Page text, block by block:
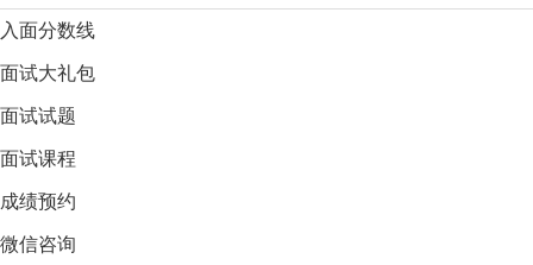
入面分数线
面试大礼包
面试试题
面试课程
成绩预约
微信咨询